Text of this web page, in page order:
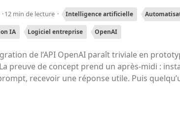
12 min de lecture Intelligence artificielle
IA Logiciel entreprise OpenAI
de l’API OpenAI paraît triviale en
preuve de concept prend un après-midi :
recevoir une réponse utile. Puis